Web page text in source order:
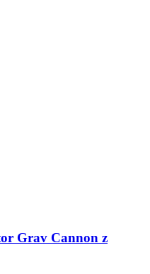
Grav Cannon z